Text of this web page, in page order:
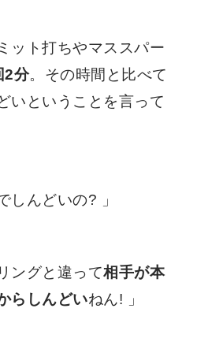
ット打ちやマススパー
2分。その時間と比べて
いということを言って
しんどいの? 」
ングと違って相手が本
らしんどいねん! 」